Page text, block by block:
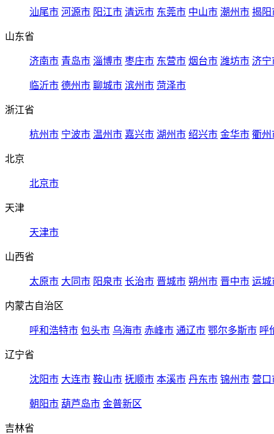
汕尾市 河源市 阳江市 清远市 东莞市 中山市 潮州市 揭阳
山东省
济南市 青岛市 淄博市 枣庄市 东营市 烟台市 潍坊市 济宁
临沂市 德州市 聊城市 滨州市 菏泽市
浙江省
杭州市 宁波市 温州市 嘉兴市 湖州市 绍兴市 金华市 衢州
北京
北京市
天津
天津市
山西省
太原市 大同市 阳泉市 长治市 晋城市 朔州市 晋中市 运城
内蒙古自治区
呼和浩特市 包头市 乌海市 赤峰市 通辽市 鄂尔多斯市 呼
辽宁省
沈阳市 大连市 鞍山市 抚顺市 本溪市 丹东市 锦州市 营口
朝阳市 葫芦岛市 金普新区
吉林省